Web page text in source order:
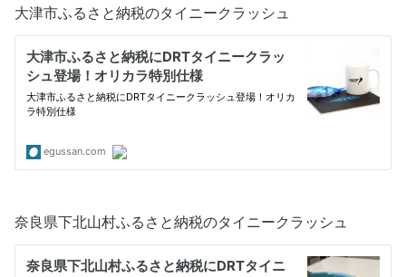
大津市ふるさと納税のタイニークラッシュ
奈良県下北山村ふるさと納税のタイニークラッシュ